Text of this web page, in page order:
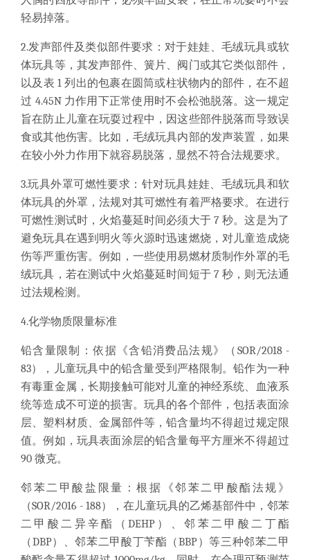
轻易掉落。
2.发声部件及类似部件要求：对于娃娃、毛绒玩具或软
体玩具等，其发声部件、簧片、阀门或其它类似部件，
以及表 1 列出的包裹在圆筒或柱状物内的部件，在不超
过 4.45N 力作用下正常使用时不会松弛脱落。这一规定
旨在防止儿童在玩耍过程中，因这些部件脱落而导致误
食或其他伤害。比如，毛绒玩具内部的发声装置，如果
在较小外力作用下就容易脱落，显然不符合法规要求。
3.玩具外罩可燃性要求：针对玩具娃娃、毛绒玩具和软
体玩具的外罩，法规对其可燃性有着严格要求。在进行
可燃性测试时，火焰蔓延时间必须大于 7 秒。这是为了
避免玩具在遇到明火等火源时迅速燃烧，对儿童造成烧
伤等严重伤害。例如，一些使用易燃材质制作外罩的毛
绒玩具，若在测试中火焰蔓延时间短于 7 秒，则无法通
过法规检测。
4.化学物质限量标准
铅含量限制：依据《含铅消费品法规》（SOR/2018 -
83），儿童玩具中的铅含量受到严格限制。铅作为一种
有毒重金属，长期接触可能对儿童的神经系统、血液系
统等造成不可逆的损害。玩具的各个部件，包括表面涂
层、塑料材质、金属部件等，铅含量均不得超过规定限
值。例如，玩具表面涂层的铅含量每平方厘米不得超过
90 微克。
邻苯二甲酸盐限量：根据《邻苯二甲酸酯法规》
（SOR/2016 - 188），在儿童玩具的乙烯基部件中，邻苯
二甲酸二异辛酯（DEHP）、邻苯二甲酸二丁酯
（DBP）、邻苯二甲酸丁苄酯（BBP）等三种邻苯二甲